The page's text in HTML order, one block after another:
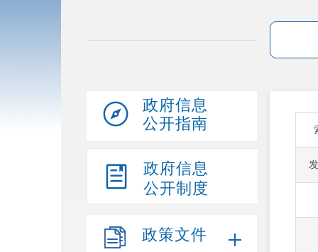
政府信息
公开指南
政府信息
公开制度
政策文件